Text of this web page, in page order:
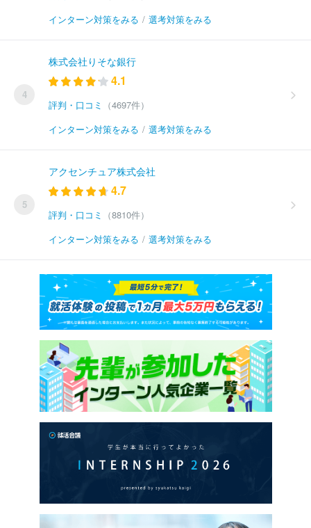
インターン対策をみる / 選考対策をみる
4
株式会社りそな銀行
4.1
評判・口コミ
（4697件）
インターン対策をみる / 選考対策をみる
5
アクセンチュア株式会社
4.7
評判・口コミ
（8810件）
インターン対策をみる / 選考対策をみる